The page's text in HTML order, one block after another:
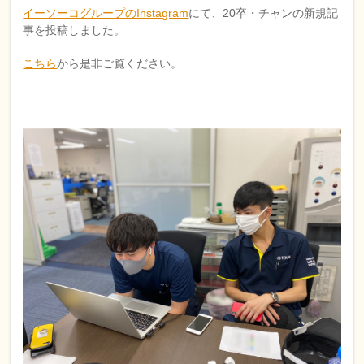
イーソーコグループのInstagramにて、20卒・チャンの新規記
事を投稿しました。
こちらから是非ご覧ください。